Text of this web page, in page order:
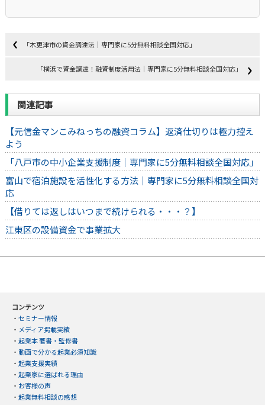
「木更津市の資金調達法｜専門家に5分無料相談全国対応」
「横浜で資金調達！融資制度活用法｜専門家に5分無料相談全国対応」
関連記事
【元信金マンこみねっちの融資コラム】返済仕切りは極力控え
よう
「八戸市の中小企業支援制度｜専門家に5分無料相談全国対応」
富山で宿泊施設を活性化する方法｜専門家に5分無料相談全国対
応
【借りては返しはいつまで続けられる・・・？】
江東区の設備資金で事業拡大
コンテンツ
・ セミナー情報
・ メディア掲載実績
・ 起業本 著書・監修書
・ 動画で分かる起業必須知識
・ 起業支援実績
・ 起業家に選ばれる理由
・ お客様の声
・ 起業無料相談の感想